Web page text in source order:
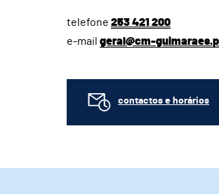
telefone 253 421 200
e-mail geral@cm-
contactos e horários